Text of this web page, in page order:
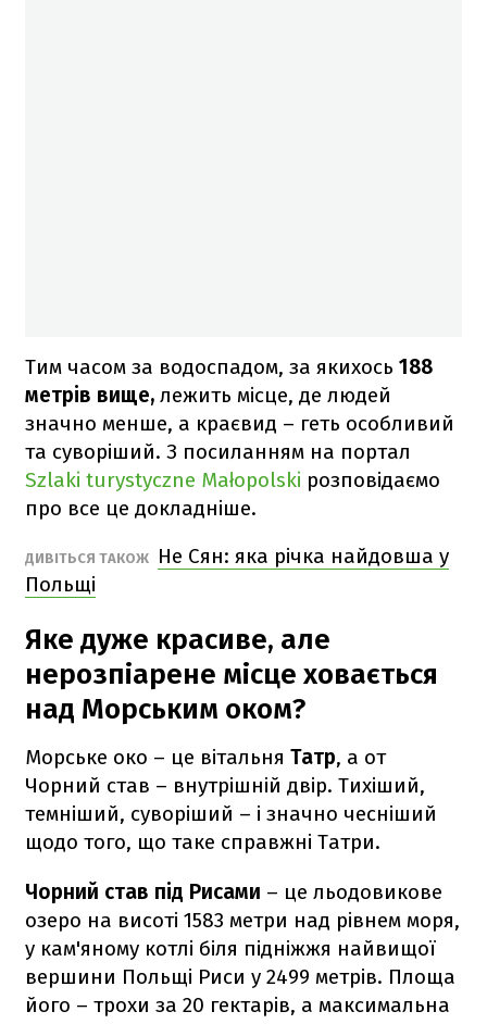
Тим часом за водоспадом, за якихось 188
метрів вище, лежить місце, де людей
значно менше, а краєвид – геть особливий
та суворіший. З посиланням на портал
Szlaki turystyczne Małopolski розповідаємо
про все це докладніше.
ДИВІТЬСЯ ТАКОЖ
Не Сян: яка річка найдовша у
Польщі
Яке дуже красиве, але
нерозпіарене місце ховається
над Морським оком?
Морське око – це вітальня Татр, а от
Чорний став – внутрішній двір. Тихіший,
темніший, суворіший – і значно чесніший
щодо того, що таке справжні Татри.
Чорний став під Рисами – це льодовикове
озеро на висоті 1583 метри над рівнем моря,
у кам'яному котлі біля підніжжя найвищої
вершини Польщі Риси у 2499 метрів. Площа
його – трохи за 20 гектарів, а максимальна